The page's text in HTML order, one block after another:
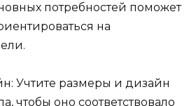
потребностей поможет
на
Учтите размеры и дизайн
чтобы оно соответствовало